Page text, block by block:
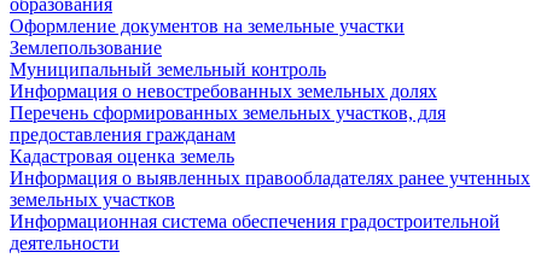
образования
Оформление документов на земельные участки
Землепользование
Муниципальный земельный контроль
Информация о невостребованных земельных долях
Перечень сформированных земельных участков, для
предоставления гражданам
Кадастровая оценка земель
Информация о выявленных правообладателях ранее учтенных
земельных участков
Информационная система обеспечения градостроительной
деятельности